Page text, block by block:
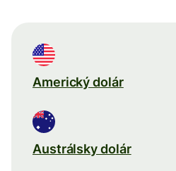
Americký dolár
Austrálsky dolár